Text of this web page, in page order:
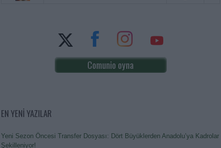
Comunio oyna
EN YENİ YAZILAR
Yeni Sezon Öncesi Transfer Dosyası: Dört Büyüklerden Anadolu’ya Kadrolar
Şekilleniyor!